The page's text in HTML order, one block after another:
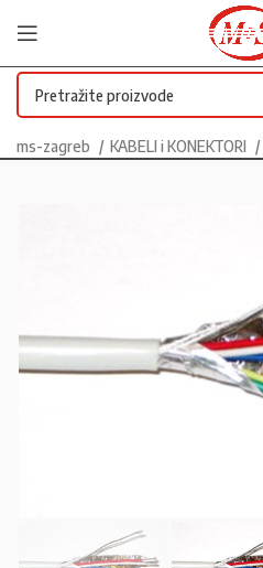
ms-zagreb KABELI i KONEKTORI